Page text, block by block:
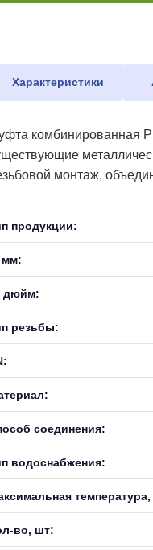
Характеристики
комбинированная
монтаж,
продукции:
мм:
дюйм:
резьбы:
соединения:
водоснабжения:
температура,
во, шт: